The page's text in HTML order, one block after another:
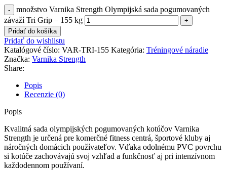
množstvo Varnika Strength Olympijská sada pogumovaných
závaží Tri Grip – 155 kg
Pridať do košíka
Pridať do wishlistu
Katalógové číslo: VAR-TRI-155 Kategória: Tréningové náradie
Značka: Varnika Strength
Share:
Popis
Recenzie (0)
Popis
Kvalitná sada olympijských pogumovaných kotúčov Varnika
Strength je určená pre komerčné fitness centrá, športové kluby aj
náročných domácich používateľov. Vďaka odolnému PVC povrchu
si kotúče zachovávajú svoj vzhľad a funkčnosť aj pri intenzívnom
každodennom používaní.